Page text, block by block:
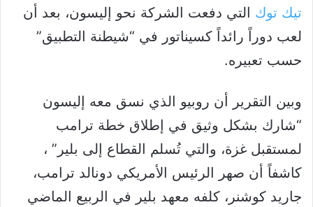
تيك توك التي دفعت الشركة نحو إليسون، بعد أن
لعب دوراً رائداً كسيناتور في “شيطنة التطبيق”
حسب تعبيره.
وبين التقرير أن روبيو الذي نسق معه إليسون
“شارك بشكل وثيق في إطلاق خطة ترامب
لمستقبل غزة، والتي تُسلم القطاع إلى بلير” ،
كاشفاً أن صهر الرئيس الأمريكي دونالد ترامب،
جاريد كوشنر، كلفه معهد بلير في الربيع الماضي